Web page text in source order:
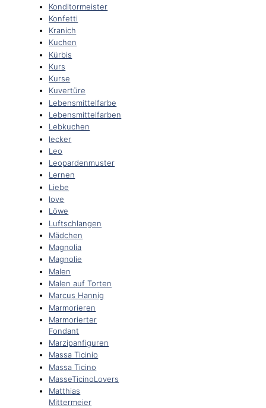
Konditormeister
Konfetti
Kranich
Kuchen
Kürbis
Kurs
Kurse
Kuvertüre
Lebensmittelfarbe
Lebensmittelfarben
Lebkuchen
lecker
Leo
Leopardenmuster
Lernen
Liebe
love
Löwe
Luftschlangen
Mädchen
Magnolia
Magnolie
Malen
Malen auf Torten
Marcus Hannig
Marmorieren
Marmorierter
Fondant
Marzipanfiguren
Massa Ticinio
Massa Ticino
MasseTicinoLovers
Matthias
Mittermeier